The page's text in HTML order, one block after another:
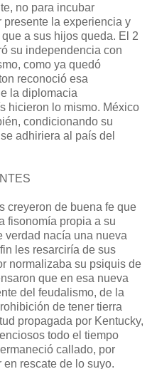
no para incubar
presente la experiencia y
a sus hijos queda. El 2
su independencia con
como ya quedó
reconoció esa
la diplomacia
hicieron lo mismo. México
condicionando su
adhiriera al país del
creyeron de buena fe que
fisonomía propia a su
verdad nacía una nueva
les resarciría de sus
normalizaba su psiquis de
que en esa nueva
del feudalismo, de la
de tener tierra
propagada por Kentucky,
todo el tiempo
callado, por
rescate de lo suyo.